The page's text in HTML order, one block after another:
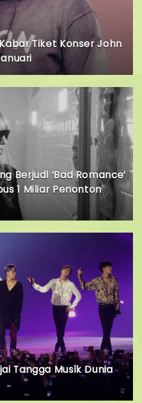
Tiket Konser John
Berjudl ‘Bad Romance’
1 Miliar Penonton
Tangga Musik Dunia